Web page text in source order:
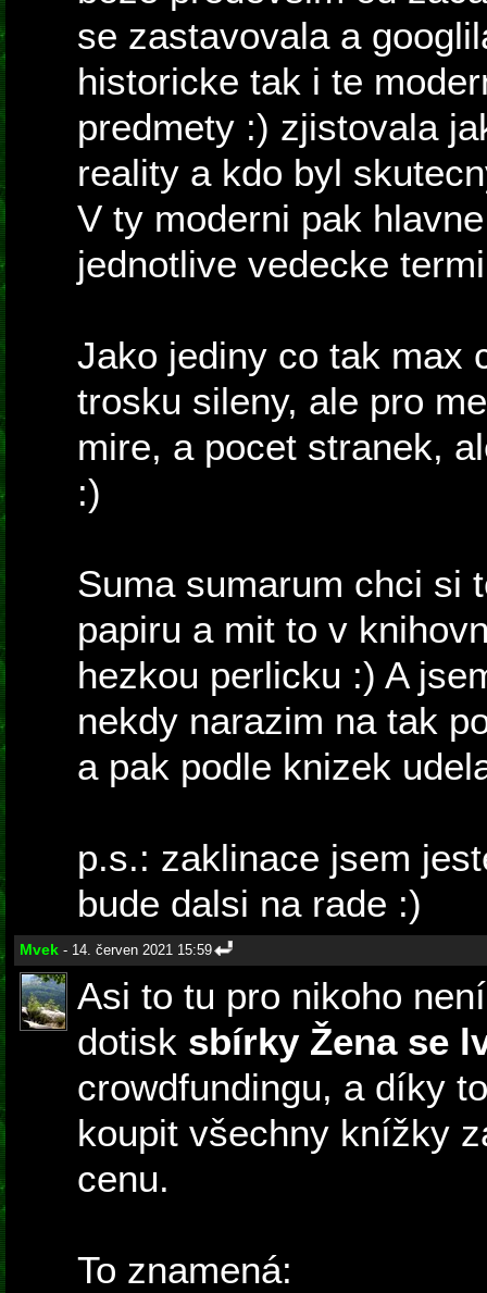
se zastavovala a
historicke tak i te
predmety :) zjistovala
reality a kdo byl
V ty moderni pak
jednotlive vedecke
Jako jediny co tak max
trosku sileny, ale pro
mire, a pocet stranek,
:)
Suma sumarum chci si
papiru a mit to v
hezkou perlicku :) A
nekdy narazim na tak
a pak podle knizek
p.s.: zaklinace jsem
bude dalsi na rade :)
Mvek - 14. červen 2021 15:59
Asi to tu pro nikoho
dotisk sbírky Žena se
crowdfundingu, a díky
koupit všechny knížky
cenu.
To znamená: